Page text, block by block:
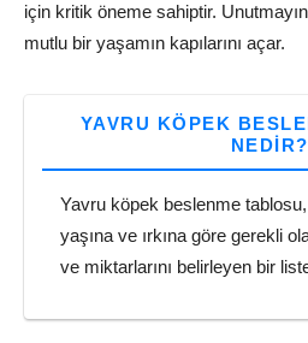
için kritik öneme sahiptir.
mutlu bir yaşamın kapılarını açar.
YAVRU KÖPEK
NEDIR?
Yavru köpek beslenme
yaşına ve ırkına göre gerekli
ve miktarlarını belirleyen bir